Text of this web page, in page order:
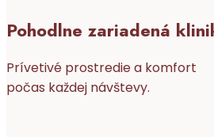
Pohodlne zariadená
Prívetivé prostredie a komfort
počas každej návštevy.